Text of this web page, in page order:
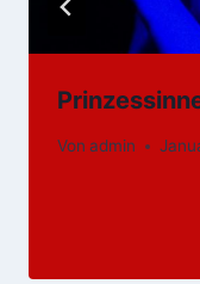
Von admin